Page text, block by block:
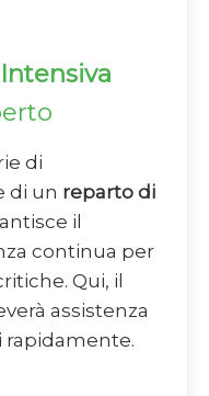
di
di un reparto di
il
continua per
Qui, il
assistenza
rapidamente.